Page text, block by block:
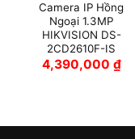
Camera IP Hồng
Ngoại 1.3MP
HIKVISION DS-
2CD2610F-IS
4,390,000 ₫